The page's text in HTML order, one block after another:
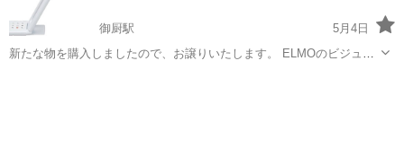
御厨駅
5月4日
新たな物を購入しましたので、お譲りいたします。 ELMOのビジュア